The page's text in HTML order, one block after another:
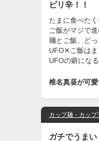
ピリ辛！！
たまに食べた
ご飯がマジで
麺とご飯、ど
UFO✕ご飯はま
UFOの癖にな
椎名真昼が可
カップ麺・カッ
ガチでうまい